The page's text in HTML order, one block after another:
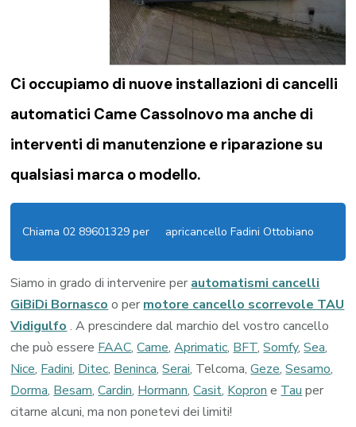
Ci occupiamo di nuove installazioni di cancelli
automatici Came Cassolnovo ma anche di
interventi di manutenzione e riparazione su
qualsiasi marca o modello.
Chiama 02 89601329 per apricancello Fadini Ottobiano
Siamo in grado di intervenire per automatismi cancelli
GiBiDi Bornasco o per motore cancello scorrevole TAU
Vidigulfo . A prescindere dal marchio del vostro cancello
che può essere FAAC,Came,Aprimatic, BFT,Somfy,Sea,
Nice, Fadini, Ditec, Beninca,Serai, Telcoma,Geze,Sesamo,
Dorma, Besam,Cardin, Hormann,Casit, Kopron e Tau per
citarne alcuni, ma non ponetevi dei limiti!